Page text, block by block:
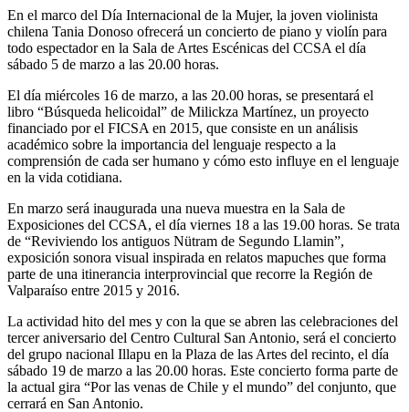
En el marco del Día Internacional de la Mujer, la joven violinista
chilena Tania Donoso ofrecerá un concierto de piano y violín para
todo espectador en la Sala de Artes Escénicas del CCSA el día
sábado 5 de marzo a las 20.00 horas.
El día miércoles 16 de marzo, a las 20.00 horas, se presentará el
libro “Búsqueda helicoidal” de Milickza Martínez, un proyecto
financiado por el FICSA en 2015, que consiste en un análisis
académico sobre la importancia del lenguaje respecto a la
comprensión de cada ser humano y cómo esto influye en el lenguaje
en la vida cotidiana.
En marzo será inaugurada una nueva muestra en la Sala de
Exposiciones del CCSA, el día viernes 18 a las 19.00 horas. Se trata
de “Reviviendo los antiguos Nütram de Segundo Llamin”,
exposición sonora visual inspirada en relatos mapuches que forma
parte de una itinerancia interprovincial que recorre la Región de
Valparaíso entre 2015 y 2016.
La actividad hito del mes y con la que se abren las celebraciones del
tercer aniversario del Centro Cultural San Antonio, será el concierto
del grupo nacional Illapu en la Plaza de las Artes del recinto, el día
sábado 19 de marzo a las 20.00 horas. Este concierto forma parte de
la actual gira “Por las venas de Chile y el mundo” del conjunto, que
cerrará en San Antonio.